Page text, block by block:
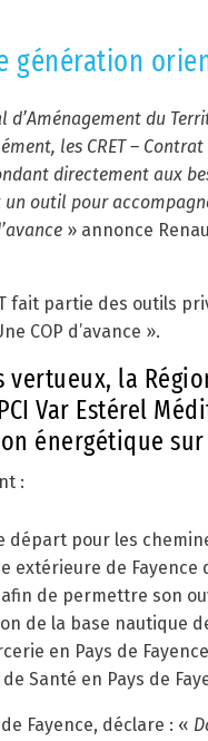
génération
d’Aménagement du
les CRET –
directement aux
outil pour
» annonce
fait partie des outils
COP d’avance ».
vertueux, la
Var Estérel
énergétique
:
départ pour les
extérieure de
de permettre son
de la base nautique
en Pays de
Santé en Pays de
Fayence, déclare : «